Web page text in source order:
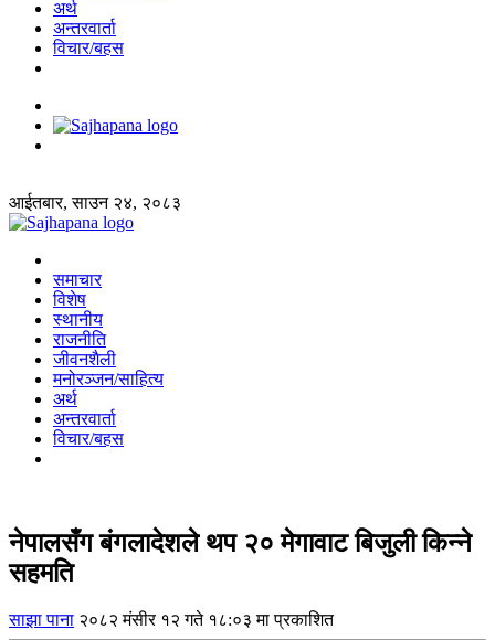
अर्थ
अन्तरवार्ता
विचार/बहस
आईतबार, साउन २४, २०८३
समाचार
विशेष
स्थानीय
राजनीति
जीवनशैली
मनोरञ्जन/साहित्य
अर्थ
अन्तरवार्ता
विचार/बहस
नेपालसँग बंगलादेशले थप २० मेगावाट बिजुली किन्‍ने
सहमति
साझा पाना २०८२ मंसीर १२ गते १८:०३ मा प्रकाशित